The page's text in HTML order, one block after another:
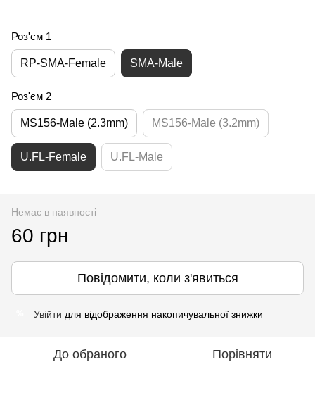
Роз'єм 1
RP-SMA-Female SMA-Male
Роз'єм 2
MS156-Male (2.3mm) MS156-Male (3.2mm)
U.FL-Female U.FL-Male
Немає в наявності
60 грн
Повідомити, коли з'явиться
Увійти для відображення накопичувальної знижки
До обраного Порівняти